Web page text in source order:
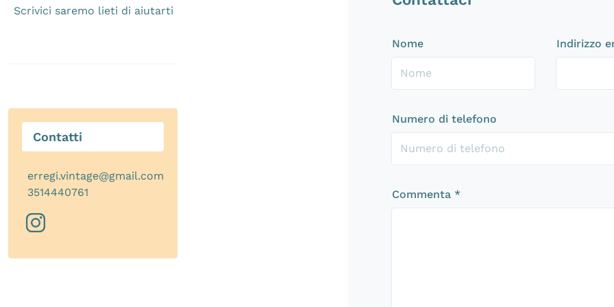
Nome Indirizzo
Numero di telefono
Commenta *
Scrivici saremo lieti di aiutarti
Contatti
erregi.vintage@gmail.com
3514440761